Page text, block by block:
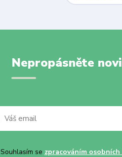
Nepropásněte
Souhlasím se zpracováním osobních